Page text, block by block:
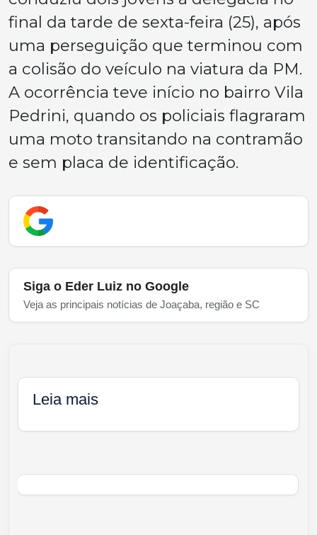
final da tarde de sexta-feira (25), após
uma perseguição que terminou com
a colisão do veículo na viatura da PM.
A ocorrência teve início no bairro Vila
Pedrini, quando os policiais flagraram
uma moto transitando na contramão
e sem placa de identificação.
Siga o Eder Luiz no Google
Veja as principais notícias de Joaçaba, região e SC
Leia mais